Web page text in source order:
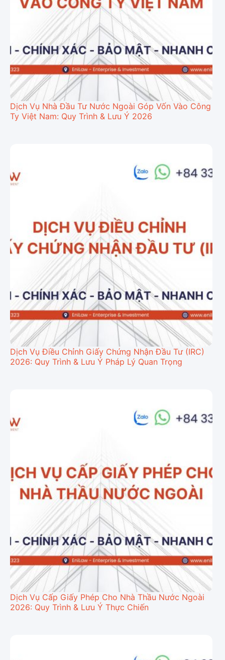
Dịch Vụ Nhà Đầu Tư Nước Ngoài Góp Vốn Vào Công
Ty Việt Nam: Quy Trình & Lưu Ý 2026
Dịch Vụ Điều Chỉnh Giấy Chứng Nhận Đầu Tư (IRC)
2026: Quy Trình & Lưu Ý Pháp Lý Quan Trọng
Dịch Vụ Cấp Giấy Phép Cho Nhà Thầu Nước Ngoài
2026: Quy Trình & Lưu Ý Thực Chiến